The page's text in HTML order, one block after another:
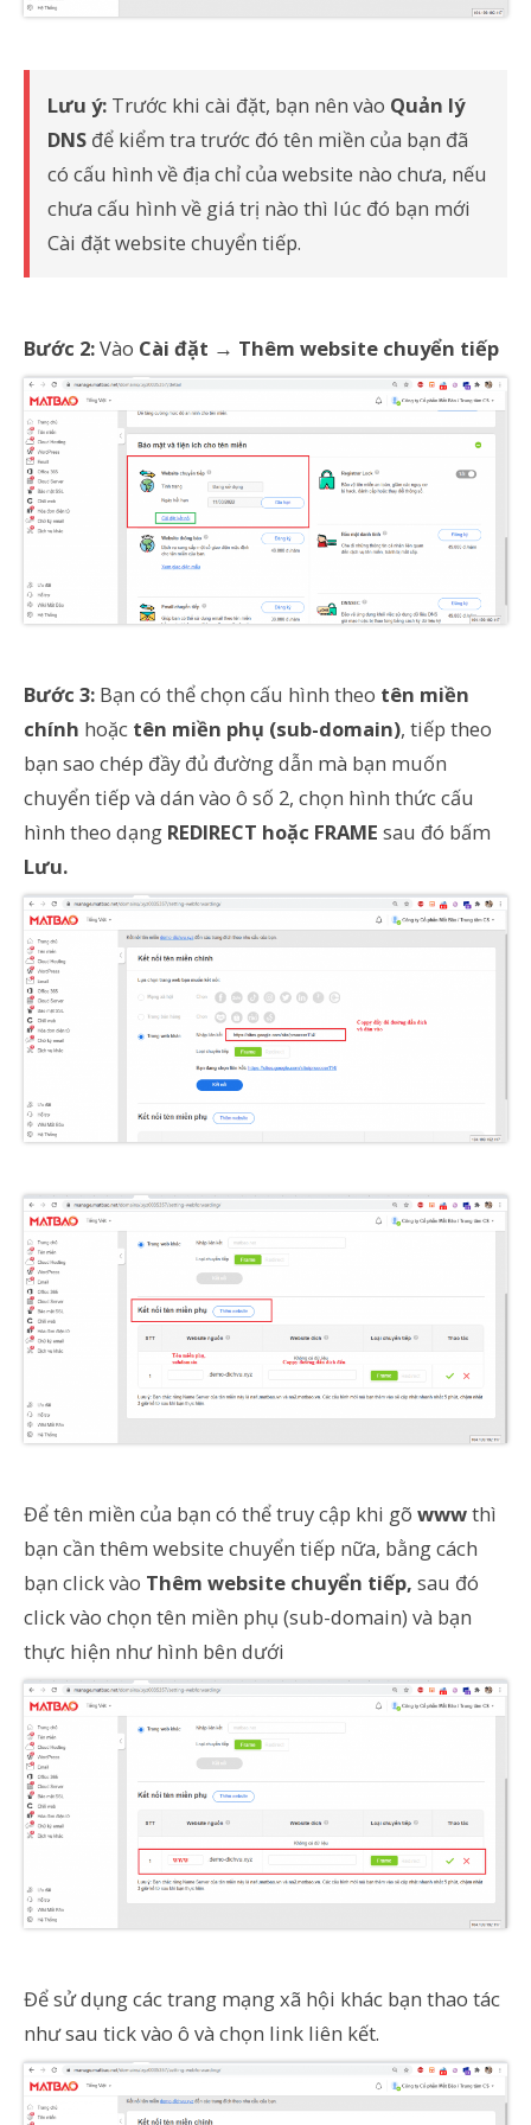
Lưu ý: Trước khi cài đặt, bạn nên vào Quản lý
DNS để kiểm tra trước đó tên miền của bạn đã
có cấu hình về địa chỉ của website nào chưa, nếu
chưa cấu hình về giá trị nào thì lúc đó bạn mới
Cài đặt website chuyển tiếp.
Bước 2:Vào Cài đặt → Thêm website chuyển tiếp
Bước 3: Bạn có thể chọn cấu hình theo tên miền
chính hoặc tên miền phụ (sub-domain), tiếp theo
bạn sao chép đầy đủ đường dẫn mà bạn muốn
chuyển tiếp và dán vào ô số 2, chọn hình thức cấu
hình theo dạng REDIRECT hoặc FRAME sau đó bấm
Lưu.
Để tên miền của bạn có thể truy cập khi gõ wwwthì
bạn cần thêm website chuyển tiếp nữa, bằng cách
bạn click vào Thêm website chuyển tiếp, sau đó
click vào chọn tên miền phụ (sub-domain) và bạn
thực hiện như hình bên dưới
Để sử dụng các trang mạng xã hội khác bạn thao tác
như sau tick vào ô và chọn link liên kết.